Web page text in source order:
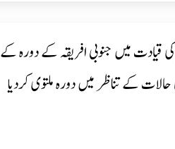
قیادت میں جنوبی افریقہ کے دورہ کے
حالات کے تناظر میں دورہ ملتوی کردیا